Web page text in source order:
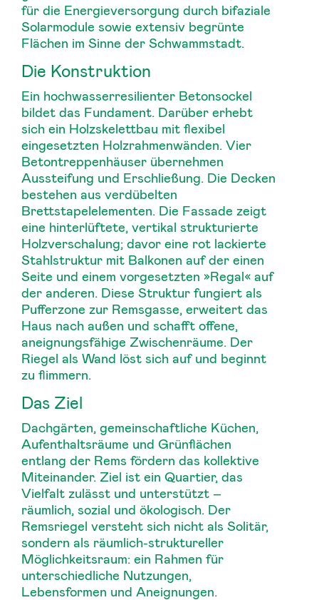
für die Energieversorgung durch bifaziale
Solarmodule sowie extensiv begrünte
Flächen im Sinne der Schwammstadt.
Die Konstruktion
Ein hochwasserresilienter Betonsockel
bildet das Fundament. Darüber erhebt
sich ein Holzskelettbau mit flexibel
eingesetzten Holzrahmenwänden. Vier
Betontreppenhäuser übernehmen
Aussteifung und Erschließung. Die Decken
bestehen aus verdübelten
Brettstapelelementen. Die Fassade zeigt
eine hinterlüftete, vertikal strukturierte
Holzverschalung; davor eine rot lackierte
Stahlstruktur mit Balkonen auf der einen
Seite und einem vorgesetzten »Regal« auf
der anderen. Diese Struktur fungiert als
Pufferzone zur Remsgasse, erweitert das
Haus nach außen und schafft offene,
aneignungsfähige Zwischenräume. Der
Riegel als Wand löst sich auf und beginnt
zu flimmern.
Das Ziel
Dachgärten, gemeinschaftliche Küchen,
Aufenthaltsräume und Grünflächen
entlang der Rems fördern das kollektive
Miteinander. Ziel ist ein Quartier, das
Vielfalt zulässt und unterstützt –
räumlich, sozial und ökologisch. Der
Remsriegel versteht sich nicht als Solitär,
sondern als räumlich-struktureller
Möglichkeitsraum: ein Rahmen für
unterschiedliche Nutzungen,
Lebensformen und Aneignungen.